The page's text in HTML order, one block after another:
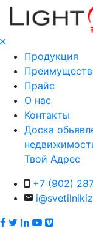
Продукция
Прайс
О нас
Контакты
Доска
Твой Адрес
+7 (902)